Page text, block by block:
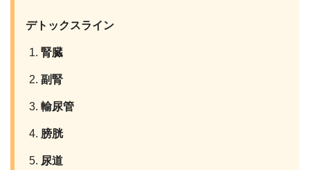
デトックスライン
腎臓
副腎
輸尿管
膀胱
尿道